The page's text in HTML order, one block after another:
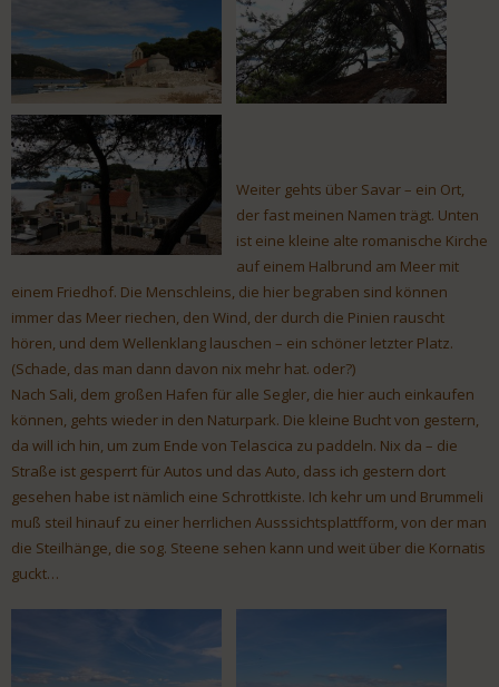
Weiter gehts über Savar – ein Ort,
der fast meinen Namen trägt. Unten
ist eine kleine alte romanische Kirche
auf einem Halbrund am Meer mit
einem Friedhof. Die Menschleins, die hier begraben sind können
immer das Meer riechen, den Wind, der durch die Pinien rauscht
hören, und dem Wellenklang lauschen – ein schöner letzter Platz.
(Schade, das man dann davon nix mehr hat. oder?)
Nach Sali, dem großen Hafen für alle Segler, die hier auch einkaufen
können, gehts wieder in den Naturpark. Die kleine Bucht von gestern,
da will ich hin, um zum Ende von Telascica zu paddeln. Nix da – die
Straße ist gesperrt für Autos und das Auto, dass ich gestern dort
gesehen habe ist nämlich eine Schrottkiste. Ich kehr um und Brummeli
muß steil hinauf zu einer herrlichen Ausssichtsplattfform, von der man
die Steilhänge, die sog. Steene sehen kann und weit über die Kornatis
guckt…